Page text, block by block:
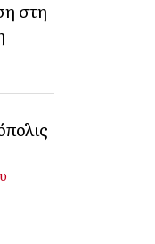
στη